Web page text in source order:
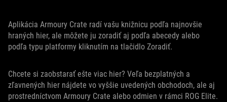
Aplikácia Armoury Crate radí vašu knižnicu podľa najnovšie
hraných hier, ale môžete ju zoradiť aj podľa abecedy alebo
podľa typu platformy kliknutím na tlačidlo Zoradiť.
Chcete si zaobstarať ešte viac hier? Veľa bezplatných a
zľavnených hier nájdete vo vyššie uvedených obchodoch, ale aj
prostredníctvom Armoury Crate alebo odmien v rámci ROG Elite.